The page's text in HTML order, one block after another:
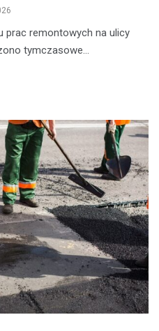
prac remontowych na ulicy
tymczasowe…